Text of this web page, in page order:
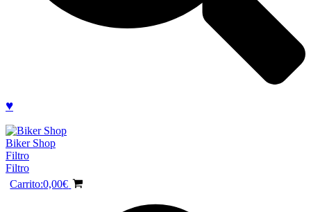
♥
Biker Shop
Filtro
Filtro
Carrito:0,00€